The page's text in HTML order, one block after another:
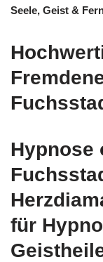
Seele, Geist &
Hypnose
für